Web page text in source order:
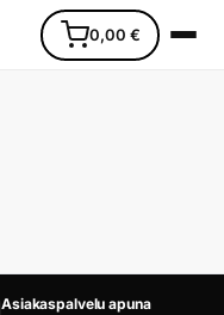
0,00 €
Asiakaspalvelu apuna